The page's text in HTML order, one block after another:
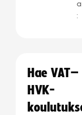
a
:
Hae VAT–
HVK-